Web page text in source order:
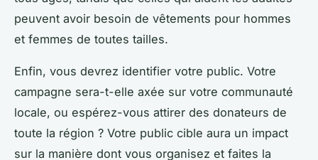
peuvent avoir besoin de vêtements pour hommes
et femmes de toutes tailles.
Enfin, vous devrez identifier votre public. Votre
campagne sera-t-elle axée sur votre communauté
locale, ou espérez-vous attirer des donateurs de
toute la région ? Votre public cible aura un impact
sur la manière dont vous organisez et faites la